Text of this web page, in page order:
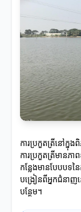
ការប្រកួតត្រីនៅក្នុ
ការប្រកួតត្រីមានភ
កន្លែងមានបែបបទន
បង្រៀនពីអ្នកជំនា
បន្ថែម។